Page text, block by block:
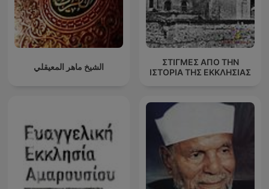
الشيخ ماهر المعيقلي
ΣΤΙΓΜΕΣ ΑΠΟ ΤΗΝ
ΙΣΤΟΡΙΑ ΤΗΣ ΕΚΚΛΗΣΙΑΣ